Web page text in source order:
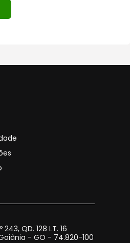
243, QD. 128 LT. 16
- GO - 74.820-100